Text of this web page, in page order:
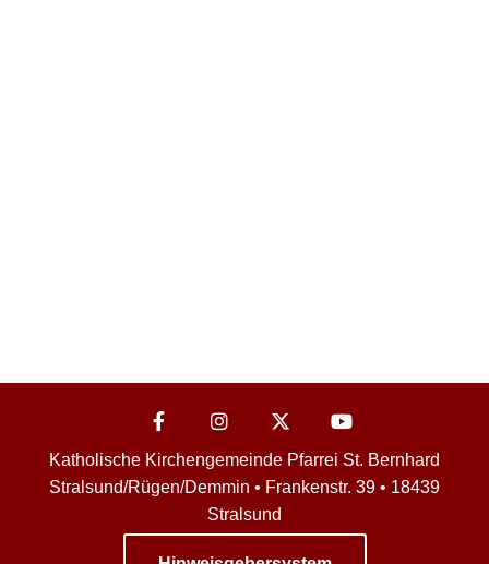
Katholische Kirchengemeinde Pfarrei St. Bernhard
Stralsund/Rügen/Demmin • Frankenstr. 39 • 18439
Stralsund